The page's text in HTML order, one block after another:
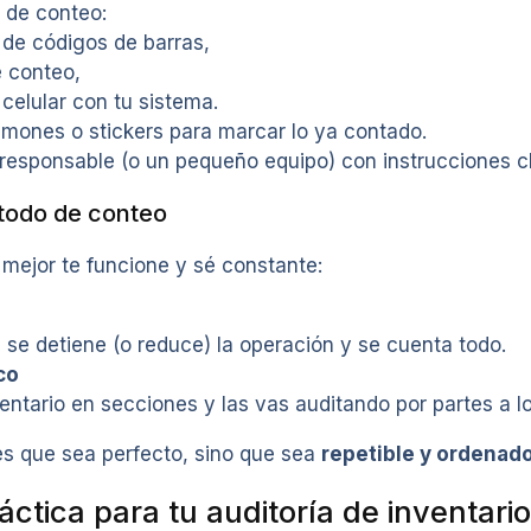
conteo:
códigos de barras,
conteo,
con tu sistema.
o stickers para marcar lo ya contado.
(o un pequeño equipo) con instrucciones
de conteo
te funcione y sé constante:
se detiene (o reduce) la operación y se cuenta todo.
en secciones y las vas auditando por partes a
que sea perfecto, sino que sea repetible y
para tu auditoría de